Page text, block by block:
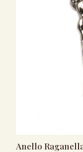
Anello